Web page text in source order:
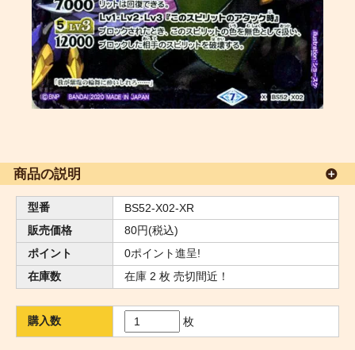
商品の説明
型番
BS52-X02-XR
販売価格
80円(税込)
ポイント
0ポイント進呈!
在庫数
在庫 2 枚 売切間近！
購入数 枚